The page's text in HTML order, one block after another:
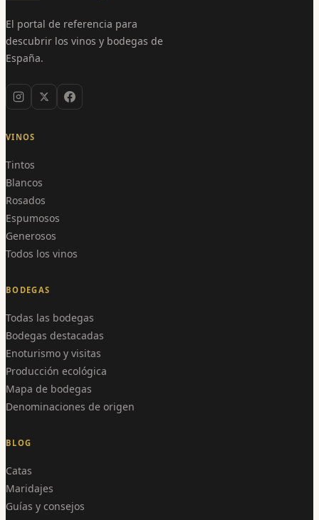
El portal de referencia para
descubrir los vinos y bodegas de
España.
VINOS
Tintos
Blancos
Rosados
Espumosos
Generosos
Todos los vinos
BODEGAS
Todas las bodegas
Bodegas destacadas
Enoturismo y visitas
Producción ecológica
Mapa de bodegas
Denominaciones de origen
BLOG
Catas
Maridajes
Guías y consejos